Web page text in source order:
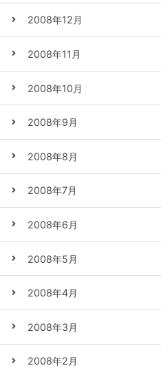
2008年12月
2008年11月
2008年10月
2008年9月
2008年8月
2008年7月
2008年6月
2008年5月
2008年4月
2008年3月
2008年2月